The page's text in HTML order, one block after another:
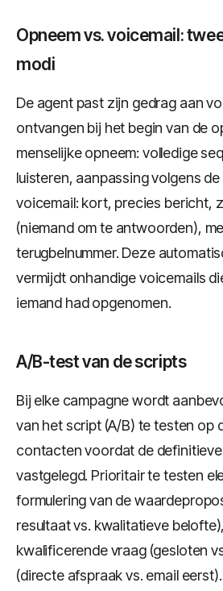
Opneem vs. voicemail:
modi
De agent past zijn gedrag aan
ontvangen bij het begin van de
menselijke opneem: volledige
luisteren, aanpassing volgens
voicemail: kort, precies bericht,
(niemand om te antwoorden),
terugbelnummer. Deze
vermijdt onhandige voicemails
iemand had opgenomen.
A/B-test van de scripts
Bij elke campagne wordt
van het script (A/B) te testen op
contacten voordat de
vastgelegd. Prioritair te testen
formulering van de
resultaat vs. kwalitatieve
kwalificerende vraag (gesloten
(directe afspraak vs. email